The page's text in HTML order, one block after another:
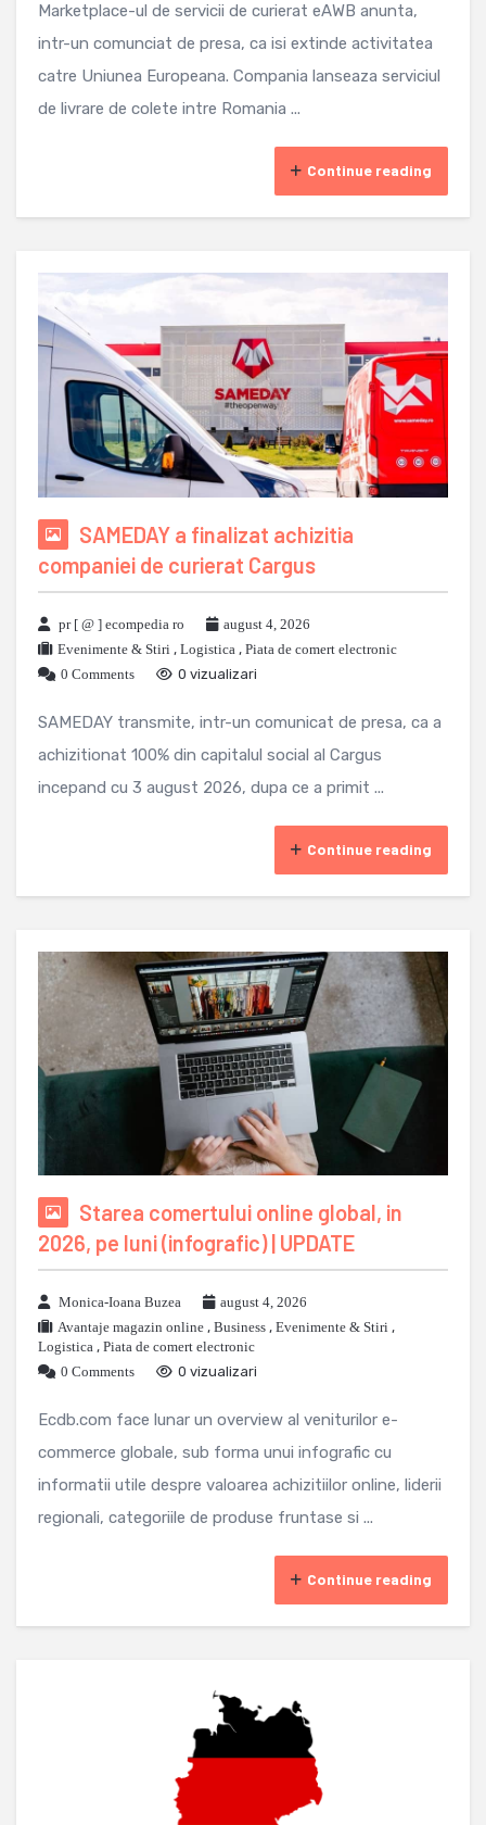
Marketplace-ul de servicii de curierat eAWB anunta,
intr-un comunciat de presa, ca isi extinde activitatea
catre Uniunea Europeana. Compania lanseaza serviciul
de livrare de colete intre Romania ...
Continue reading
SAMEDAY a finalizat achizitia
companiei de curierat Cargus
pr [ @ ] ecompedia ro
august 4, 2026
Evenimente & Stiri , Logistica , Piata de comert electronic
0 Comments
0 vizualizari
SAMEDAY transmite, intr-un comunicat de presa, ca a
achizitionat 100% din capitalul social al Cargus
incepand cu 3 august 2026, dupa ce a primit ...
Continue reading
Starea comertului online global, in
2026, pe luni (infografic) | UPDATE
Monica-Ioana Buzea
august 4, 2026
Avantaje magazin online , Business , Evenimente & Stiri ,
Logistica , Piata de comert electronic
0 Comments
0 vizualizari
Ecdb.com face lunar un overview al veniturilor e-
commerce globale, sub forma unui infografic cu
informatii utile despre valoarea achizitiilor online, liderii
regionali, categoriile de produse fruntase si ...
Continue reading